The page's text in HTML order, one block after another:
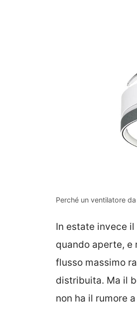
Perché un ventilatore
In estate invece
quando aperte, e
flusso massimo
distribuita. Ma il
non ha il rumore